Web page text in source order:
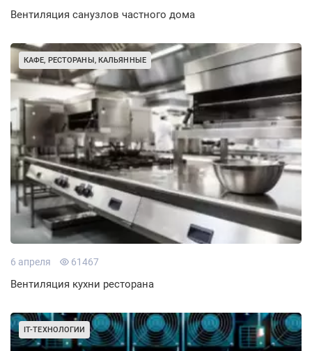
Вентиляция санузлов частного дома
КАФЕ, РЕСТОРАНЫ, КАЛЬЯННЫЕ
6 апреля 61467
Вентиляция кухни ресторана
IT-ТЕХНОЛОГИИ